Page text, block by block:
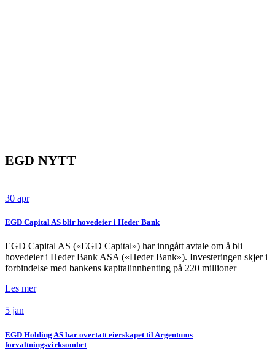
EGD NYTT
30 apr
EGD Capital AS blir hovedeier i Heder Bank
EGD Capital AS («EGD Capital») har inngått avtale om å bli
hovedeier i Heder Bank ASA («Heder Bank»). Investeringen skjer i
forbindelse med bankens kapitalinnhenting på 220 millioner
Les mer
5 jan
EGD Holding AS har overtatt eierskapet til Argentums
forvaltningsvirksomhet